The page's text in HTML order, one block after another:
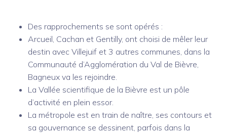
Des rapprochements se sont opérés :
Arcueil, Cachan et Gentilly, ont choisi de mêler leur
destin avec Villejuif et 3 autres communes, dans la
Communauté d’Agglomération du Val de Bièvre,
Bagneux va les rejoindre.
La Vallée scientifique de la Bièvre est un pôle
d’activité en plein essor.
La métropole est en train de naître, ses contours et
sa gouvernance se dessinent, parfois dans la